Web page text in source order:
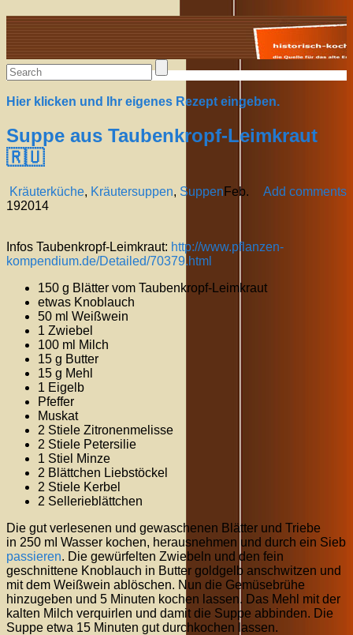
Alte Rezepte online
Hier klicken und Ihr eigenes Rezept eingeben.
Suppe aus Taubenkropf-Leimkraut
🇷🇺
Kräuterküche, Kräutersuppen, Suppen Add comments
Feb.
192014
Infos Taubenkropf-Leimkraut: http://www.pflanzen-
kompendium.de/Detailed/70379.html
150 g Blätter vom Taubenkropf-Leimkraut
etwas Knoblauch
50 ml Weißwein
1 Zwiebel
100 ml Milch
15 g Butter
15 g Mehl
1 Eigelb
Pfeffer
Muskat
2 Stiele Zitronenmelisse
2 Stiele Petersilie
1 Stiel Minze
2 Blättchen Liebstöckel
2 Stiele Kerbel
2 Sellerieblättchen
Die gut verlesenen und gewaschenen Blätter und Triebe
in 250 mI Wasser kochen, herausnehmen und durch ein Sieb
passieren. Die gewürfelten Zwiebeln und den fein
geschnittene Knoblauch in Butter goldgelb anschwitzen und
mit dem Weißwein ablöschen. Nun die Gemüsebrühe
hinzugeben und 5 Minuten kochen lassen. Das Mehl mit der
kalten Milch verquirlen und damit die Suppe abbinden. Die
Suppe etwa 15 Minuten gut durchkochen lassen.